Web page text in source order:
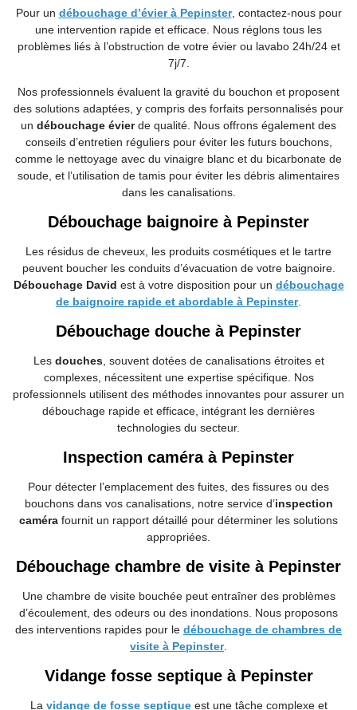
Pour un débouchage d’évier à Pepinster, contactez-nous pour
une intervention rapide et efficace. Nous réglons tous les
problèmes liés à l’obstruction de votre évier ou lavabo 24h/24 et
7j/7.
Nos professionnels évaluent la gravité du bouchon et proposent
des solutions adaptées, y compris des forfaits personnalisés pour
un débouchage évierde qualité. Nous offrons également des
conseils d’entretien réguliers pour éviter les futurs bouchons,
comme le nettoyage avec du vinaigre blanc et du bicarbonate de
soude, et l’utilisation de tamis pour éviter les débris alimentaires
dans les canalisations.
Débouchage baignoire à Pepinster
Les résidus de cheveux, les produits cosmétiques et le tartre
peuvent boucher les conduits d’évacuation de votre baignoire.
Débouchage David est à votre disposition pour un débouchage
de baignoire rapide et abordable à Pepinster.
Débouchage douche à Pepinster
Les douches, souvent dotées de canalisations étroites et
complexes, nécessitent une expertise spécifique. Nos
professionnels utilisent des méthodes innovantes pour assurer un
débouchage rapide et efficace, intégrant les dernières
technologies du secteur.
Inspection caméra à Pepinster
Pour détecter l’emplacement des fuites, des fissures ou des
bouchons dans vos canalisations, notre service d’inspection
caméra fournit un rapport détaillé pour déterminer les solutions
appropriées.
Débouchage chambre de visite à Pepinster
Une chambre de visite bouchée peut entraîner des problèmes
d’écoulement, des odeurs ou des inondations. Nous proposons
des interventions rapides pour le débouchage de chambres de
visite à Pepinster.
Vidange fosse septique à Pepinster
La vidange de fosse septiqueest une tâche complexe et